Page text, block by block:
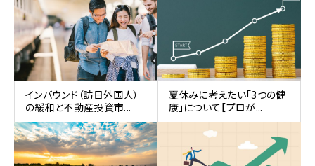
インバウンド（訪日外国人）
の緩和と不動産投資市...
夏休みに考えたい「3つの健
康」について【プロが...